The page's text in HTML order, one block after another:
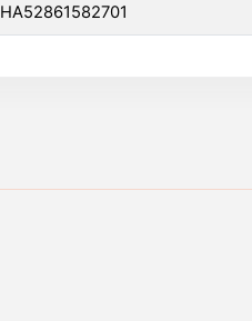
HA52861582701